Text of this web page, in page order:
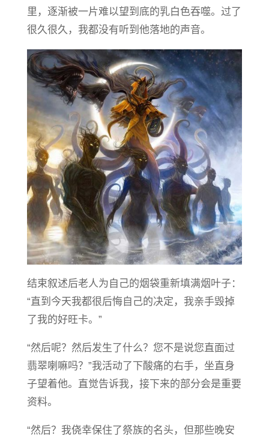
里，逐渐被一片难以望到底的乳白色吞噬。过了
很久很久，我都没有听到他落地的声音。
结束叙述后老人为自己的烟袋重新填满烟叶子：
“直到今天我都很后悔自己的决定，我亲手毁掉
了我的好旺卡。”
“然后呢？然后发生了什么？您不是说您直面过
翡翠喇嘛吗？”我活动了下酸痛的右手，坐直身
子望着他。直觉告诉我，接下来的部分会是重要
资料。
“然后？我侥幸保住了祭族的名头，但那些晚安